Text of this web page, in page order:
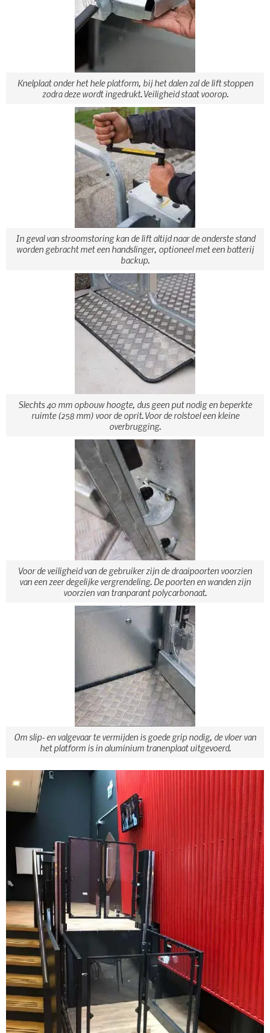
Knelplaat onder het hele platform, bij het dalen zal de lift stoppen
zodra deze wordt ingedrukt. Veiligheid staat voorop.
In geval van stroomstoring kan de lift altijd naar de onderste stand
worden gebracht met een handslinger, optioneel met een batterij
backup.
Slechts 40 mm opbouw hoogte, dus geen put nodig en beperkte
ruimte (258 mm) voor de oprit. Voor de rolstoel een kleine
overbrugging.
Voor de veiligheid van de gebruiker zijn de draaipoorten voorzien
van een zeer degelijke vergrendeling. De poorten en wanden zijn
voorzien van tranparant polycarbonaat.
Om slip- en valgevaar te vermijden is goede grip nodig, de vloer van
het platform is in aluminium tranenplaat uitgevoerd.